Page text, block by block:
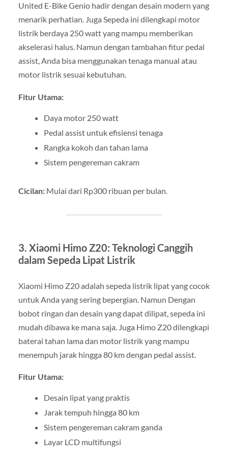
United E-Bike Genio hadir dengan desain modern yang
menarik perhatian. Juga Sepeda ini dilengkapi motor
listrik berdaya 250 watt yang mampu memberikan
akselerasi halus. Namun dengan tambahan fitur pedal
assist, Anda bisa menggunakan tenaga manual atau
motor listrik sesuai kebutuhan.
Fitur Utama:
Daya motor 250 watt
Pedal assist untuk efisiensi tenaga
Rangka kokoh dan tahan lama
Sistem pengereman cakram
Cicilan:Mulai dari Rp300 ribuan per bulan.
3. Xiaomi Himo Z20: Teknologi Canggih
dalam Sepeda Lipat Listrik
Xiaomi Himo Z20 adalah sepeda listrik lipat yang cocok
untuk Anda yang sering bepergian. Namun Dengan
bobot ringan dan desain yang dapat dilipat, sepeda ini
mudah dibawa ke mana saja. Juga Himo Z20 dilengkapi
baterai tahan lama dan motor listrik yang mampu
menempuh jarak hingga 80 km dengan pedal assist.
Fitur Utama:
Desain lipat yang praktis
Jarak tempuh hingga 80 km
Sistem pengereman cakram ganda
Layar LCD multifungsi